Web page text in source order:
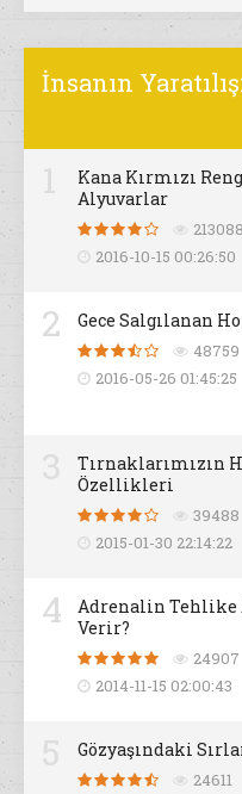
İnsanın
Kana Kırmızı
Alyuvarlar
213088
2016-10-15 00:26:50
2 Gece Salgılanan
48759
2016-05-26 01:45:25
Tırnaklarımızın
Özellikleri
39488
2015-01-30 22:14:22
4
Adrenalin Tehlike
Verir?
24907
2014-11-15 02:00:43
Gözyaşındaki
24611